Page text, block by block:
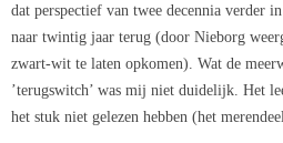
dat perspectief van twee decennia verder
naar twintig jaar terug (door Nieborg
zwart-wit te laten opkomen). Wat de
’terugswitch’ was mij niet duidelijk. Het
het stuk niet gelezen hebben (het